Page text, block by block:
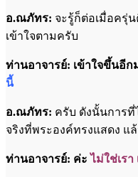
อ.ณภัทร: จะรู้ก็ต่อเมื่อครุ่
เข้าใจตามครับ
ท่านอาจารย์: เข้าใจขึ้นอี
นี้
อ.ณภัทร: ครับ ดังนั้นการที่
จริงที่พระองค์ทรงแสดง แ
ท่านอาจารย์: ค่ะไม่ใช่เร